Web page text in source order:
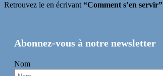
Retrouvez le en écrivant“Comment s’en servir”
Abonnez-vous à notre newsletter
Nom